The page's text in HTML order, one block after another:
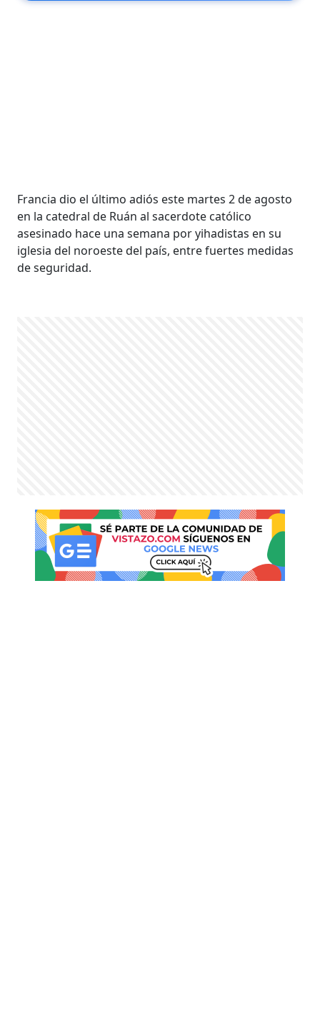
Francia dio el último adiós este martes 2 de agosto
en la catedral de Ruán al sacerdote católico
asesinado hace una semana por yihadistas en su
iglesia del noroeste del país, entre fuertes medidas
de seguridad.